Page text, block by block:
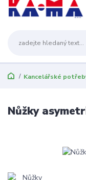
Kancelářské
Nůžky